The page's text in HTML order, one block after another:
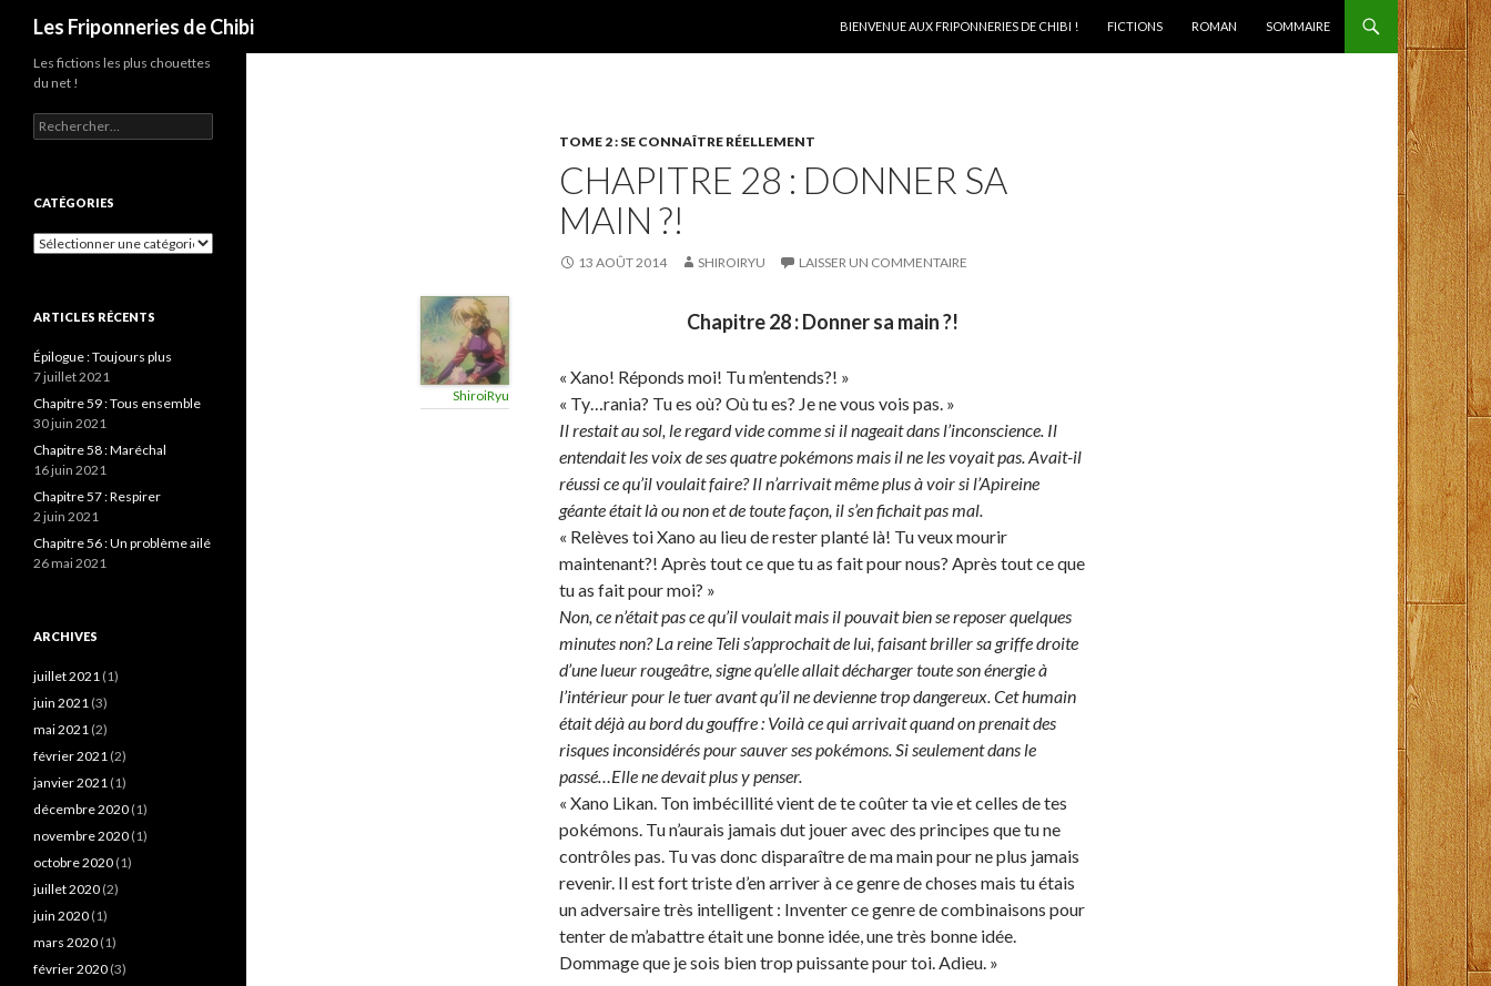
Les Friponneries de Chibi
BIENVENUE AUX FRIPONNERIES DE CHIBI !
FICTIONS ROMAN SOMMAIRE
TOME 2 : SE CONNAÎTRE RÉELLEMENT
CHAPITRE 28 : DONNER SA
MAIN ?!
13 AOÛT 2014 SHIROIRYU LAISSER UN COMMENTAIRE
ShiroiRyu
Chapitre 28 : Donner sa main ?!
« Xano! Réponds moi! Tu m’entends?! »
« Ty…rania? Tu es où? Où tu es? Je ne vous vois pas. »
Il restait au sol, le regard vide comme si il nageait dans l’inconscience. Il
entendait les voix de ses quatre pokémons mais il ne les voyait pas. Avait-il
réussi ce qu’il voulait faire? Il n’arrivait même plus à voir si l’Apireine
géante était là ou non et de toute façon, il s’en fichait pas mal.
« Relèves toi Xano au lieu de rester planté là! Tu veux mourir
maintenant?! Après tout ce que tu as fait pour nous? Après tout ce que
tu as fait pour moi? »
Non, ce n’était pas ce qu’il voulait mais il pouvait bien se reposer quelques
minutes non? La reine Teli s’approchait de lui, faisant briller sa griffe droite
d’une lueur rougeâtre, signe qu’elle allait décharger toute son énergie à
l’intérieur pour le tuer avant qu’il ne devienne trop dangereux. Cet humain
était déjà au bord du gouffre : Voilà ce qui arrivait quand on prenait des
risques inconsidérés pour sauver ses pokémons. Si seulement dans le
passé…Elle ne devait plus y penser.
« Xano Likan. Ton imbécillité vient de te coûter ta vie et celles de tes
pokémons. Tu n’aurais jamais dut jouer avec des principes que tu ne
contrôles pas. Tu vas donc disparaître de ma main pour ne plus jamais
revenir. Il est fort triste d’en arriver à ce genre de choses mais tu étais
un adversaire très intelligent : Inventer ce genre de combinaisons pour
tenter de m’abattre était une bonne idée, une très bonne idée.
Dommage que je sois bien trop puissante pour toi. Adieu. »
Les fictions les plus chouettes
du net !
Rechercher :
CATÉGORIES
Catégories
ARTICLES RÉCENTS
Épilogue : Toujours plus
7 juillet 2021
Chapitre 59 : Tous ensemble
30 juin 2021
Chapitre 58 : Maréchal
16 juin 2021
Chapitre 57 : Respirer
2 juin 2021
Chapitre 56 : Un problème ailé
26 mai 2021
ARCHIVES
juillet 2021 (1)
juin 2021 (3)
mai 2021 (2)
février 2021 (2)
janvier 2021 (1)
décembre 2020 (1)
novembre 2020 (1)
octobre 2020 (1)
juillet 2020 (2)
juin 2020 (1)
mars 2020 (1)
février 2020 (3)